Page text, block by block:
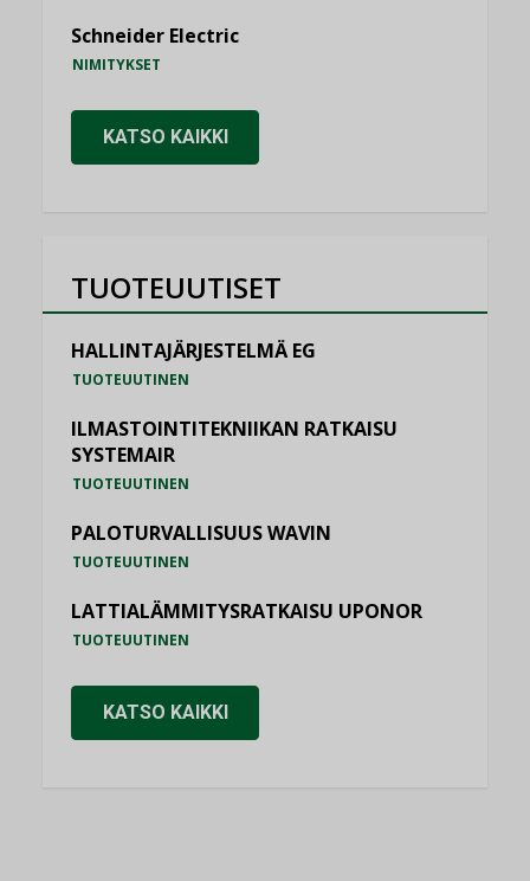
Schneider Electric
NIMITYKSET
KATSO KAIKKI
TUOTEUUTISET
HALLINTAJÄRJESTELMÄ EG
TUOTEUUTINEN
ILMASTOINTITEKNIIKAN RATKAISU
SYSTEMAIR
TUOTEUUTINEN
PALOTURVALLISUUS WAVIN
TUOTEUUTINEN
LATTIALÄMMITYSRATKAISU UPONOR
TUOTEUUTINEN
KATSO KAIKKI